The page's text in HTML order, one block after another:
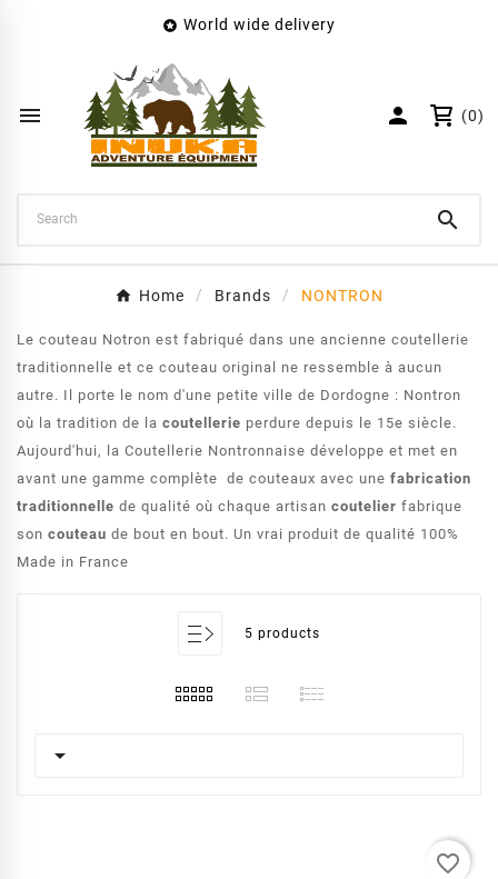
 World wide delivery
  (0)

Home Brands NONTRON
Le couteau Notron est fabriqué dans une ancienne coutellerie
traditionnelle et ce couteau original ne ressemble à aucun
autre. Il porte le nom d'une petite ville de Dordogne : Nontron
où la tradition de la coutellerie perdure depuis le 15e siècle.
Aujourd'hui, la Coutellerie Nontronnaise développe et met en
avant une gamme complète de couteaux avec une fabrication
traditionnelle de qualité où chaque artisan coutelier fabrique
son couteau de bout en bout. Un vrai produit de qualité 100%
Made in France
5 products

favorite_border
Wishlist name